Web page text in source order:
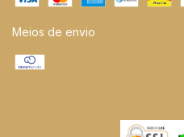
Meios de envio